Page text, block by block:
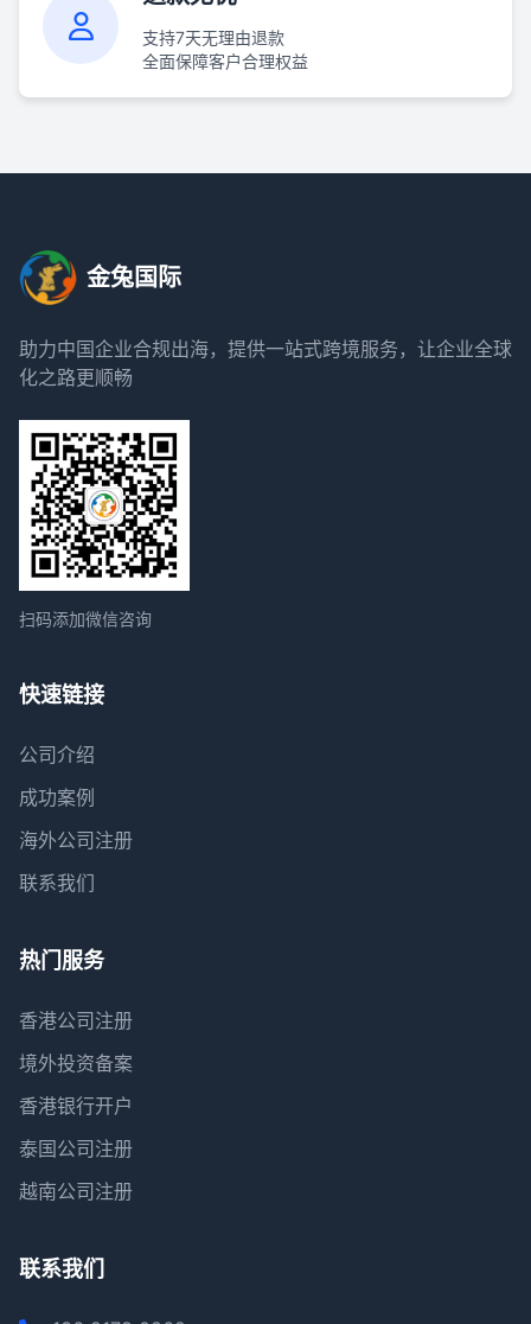
支持7天无理由退款
全面保障客户合理权益
金兔国际
助力中国企业合规出海，提供一站式跨境服务，让企业全球
化之路更顺畅
扫码添加微信咨询
快速链接
公司介绍
成功案例
海外公司注册
联系我们
热门服务
香港公司注册
境外投资备案
香港银行开户
泰国公司注册
越南公司注册
联系我们